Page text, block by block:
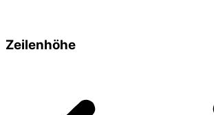
Zeilenhöhe